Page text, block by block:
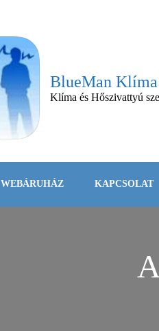
BlueMan
Klíma és Hőszivattyú
WEBÁRUHÁZ KAPCSOLAT